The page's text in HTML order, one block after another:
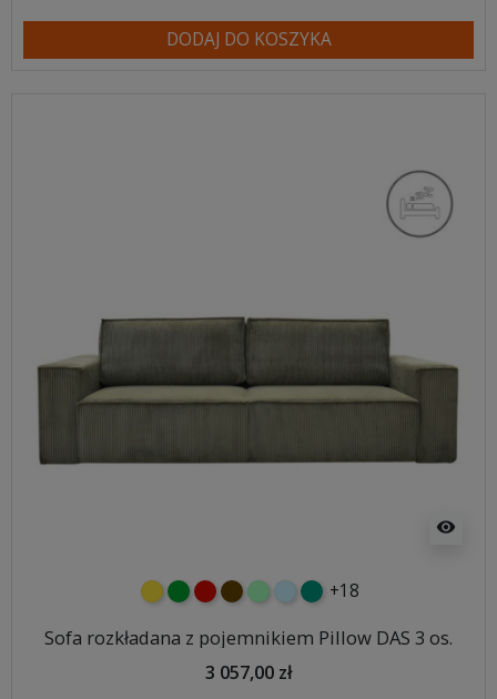
DODAJ DO KOSZYKA
visibility
żółtyzielonyczerwony
czekoladowy
miętowybłękitny
turkusowy
+18
Sofa rozkładana z pojemnikiem Pillow DAS 3 os.
3 057,00 zł